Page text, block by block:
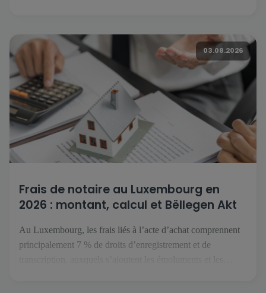
et les dépenses courantes du futur logement. Quels frais faut-
il prévoir pour acheter […]
03.08.2026
Frais de notaire au Luxembourg en
2026 : montant, calcul et Bëllegen Akt
Au Luxembourg, les frais liés à l’acte d’achat comprennent
principalement 7 % de droits d’enregistrement et de